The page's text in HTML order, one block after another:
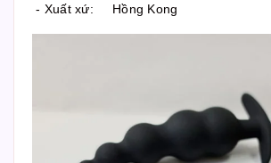
- Xuất xứ: Hồng Kong